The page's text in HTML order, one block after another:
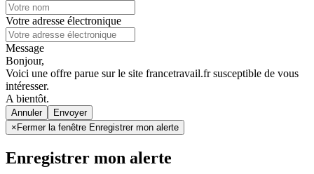
Votre adresse électronique
Message
Bonjour,
Voici une offre parue sur le site francetravail.fr susceptible de vous
intéresser.
A bientôt.
Annuler
× Fermer la fenêtre Enregistrer mon alerte
Enregistrer mon alerte